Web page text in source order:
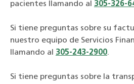
pacientes llamando al 305-326-
Si tiene preguntas sobre su
nuestro equipo de Servicios
llamando al 305-243-2900.
Si tiene preguntas sobre la